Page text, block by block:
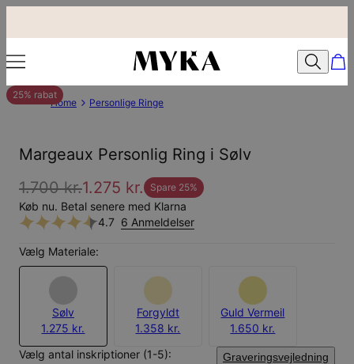
25% rabat
Home Personlige Ringe
Margeaux Personlig Ring i Sølv
1.700 kr.1.275 kr. Spare 25%
Køb nu. Betal senere med Klarna
4.7 6 Anmeldelser
Vælg Materiale:
Sølv
1.275 kr.
Forgyldt
1.358 kr.
Guld Vermeil
1.650 kr.
Vælg antal inskriptioner (1-5):
Graveringsvejledning